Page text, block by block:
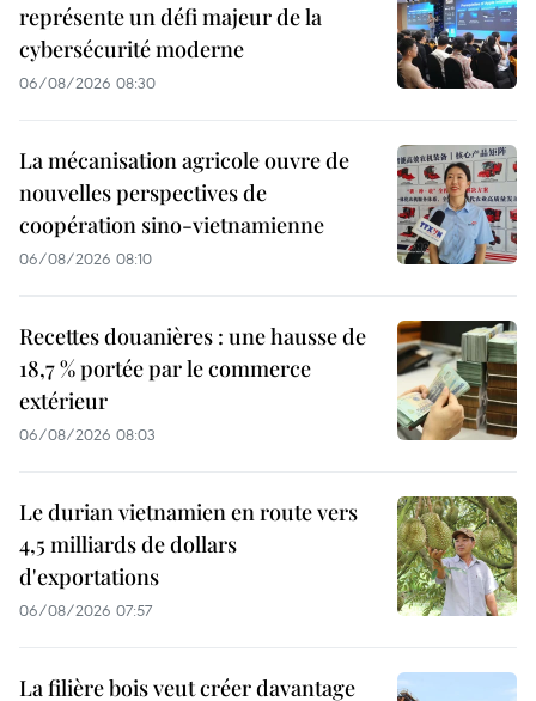
représente un défi majeur de la
cybersécurité moderne
06/08/2026 08:30
La mécanisation agricole ouvre de
nouvelles perspectives de
coopération sino-vietnamienne
06/08/2026 08:10
Recettes douanières : une hausse de
18,7 % portée par le commerce
extérieur
06/08/2026 08:03
Le durian vietnamien en route vers
4,5 milliards de dollars
d'exportations
06/08/2026 07:57
La filière bois veut créer davantage